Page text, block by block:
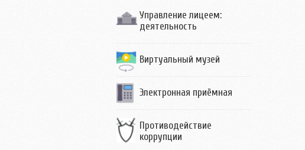
Управление лицеем:
деятельность
Виртуальный музей
Электронная приёмная
Противодействие
коррупции